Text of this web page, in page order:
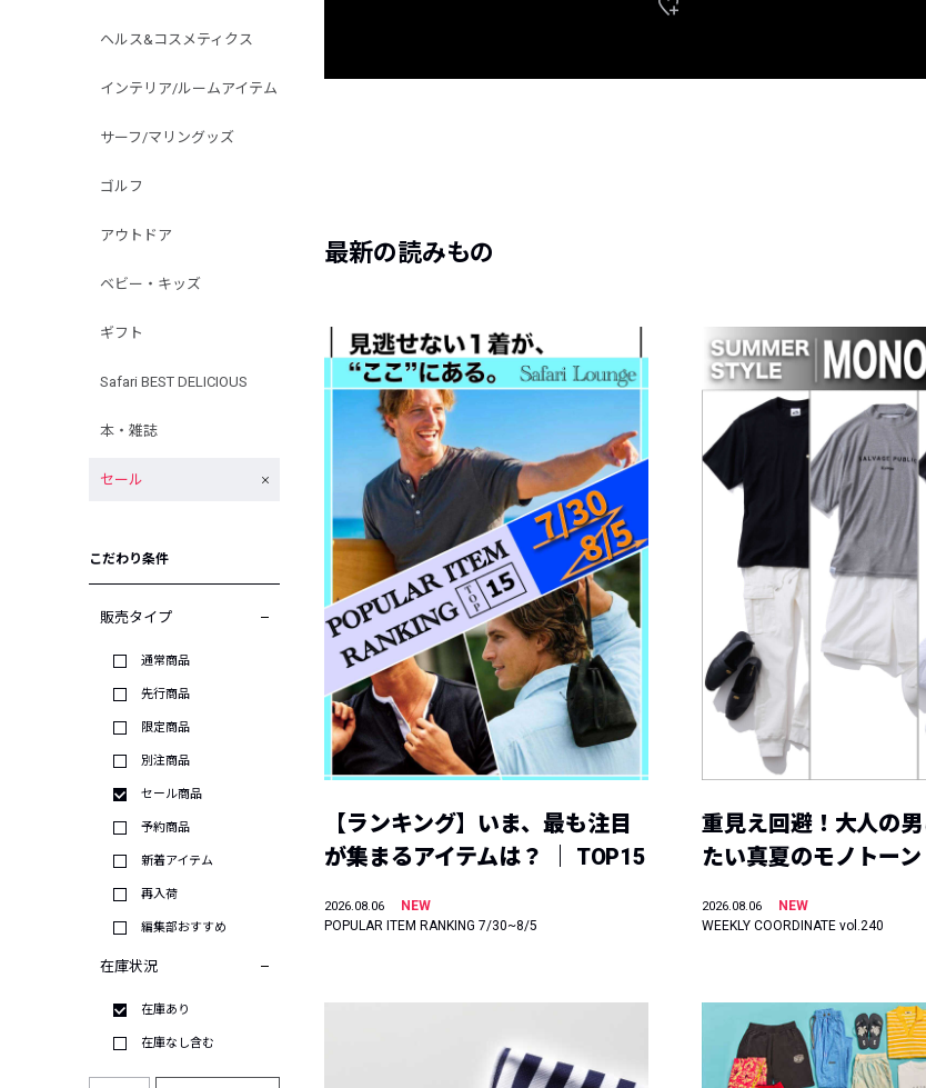
ヘルス&コスメティクス
インテリア/ルームアイテム
サーフ/マリングッズ
ゴルフ
アウトドア
ベビー・キッズ
ギフト
Safari BEST DELICIOUS
本・雑誌
セール
こだわり条件
販売タイプ
通常商品
先行商品
限定商品
別注商品
セール商品
予約商品
新着アイテム
再入荷
編集部おすすめ
在庫状況
在庫あり
在庫なし含む
最新の読みもの
【ランキング】いま、最も注目
が集まるアイテムは？ ｜ TOP15
2026.08.06
NEW
POPULAR ITEM RANKING 7/30~8/5
重見え回避！大人の
たい真夏のモノトーン
2026.08.06
NEW
WEEKLY COORDINATE vol.240